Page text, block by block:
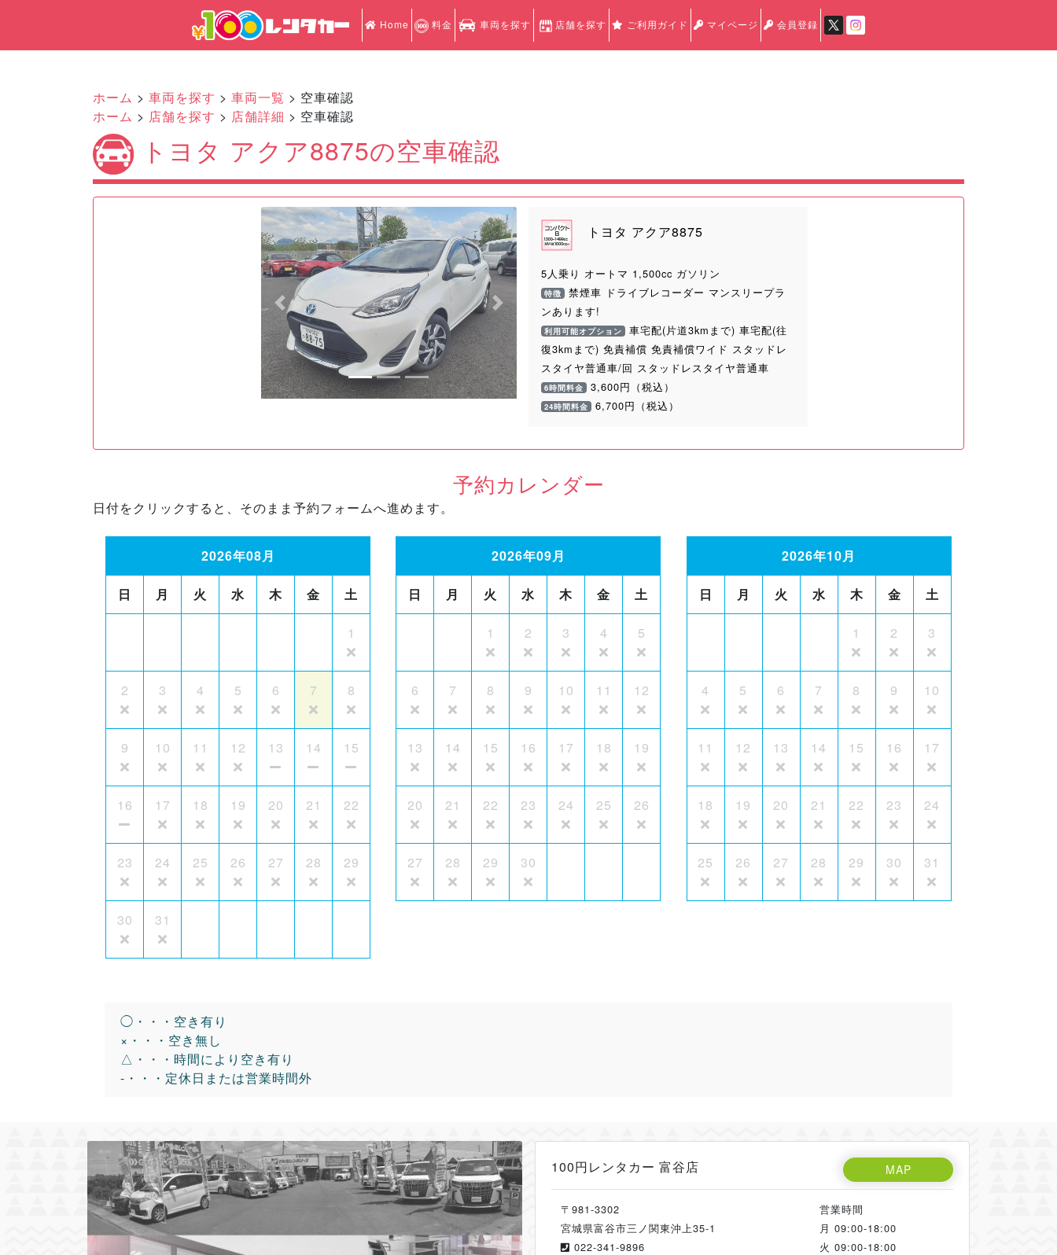
Home 料金 車両を探す 店舗を探す ご利用ガイド マイページ 会員登録
ホーム > 車両を探す > 車両一覧 > 空車確認
ホーム > 店舗を探す > 店舗詳細 > 空車確認
トヨタ アクア8875の空車確認
Previous Next
トヨタ アクア8875
5人乗り オートマ 1,500cc ガソリン
特徴 禁煙車 ドライブレコーダー マンスリープラ
ンあります!
利用可能オプション 車宅配(片道3kmまで) 車宅配(往
復3kmまで) 免責補償 免責補償ワイド スタッドレ
スタイヤ普通車/回 スタッドレスタイヤ普通車
6時間料金 3,600円（税込）
24時間料金 6,700円（税込）
予約カレンダー
日付をクリックすると、そのまま予約フォームへ進めます。
2026年08月
日 月 火 水 木 金 土
1
2 3 4 5 6 7 8
9 10 11 12 13 14 15
16 17 18 19 20 21 22
23 24 25 26 27 28 29
30 31
2026年09月
日 月 火 水 木 金 土
1 2 3 4 5
6 7 8 9 10 11 12
13 14 15 16 17 18 19
20 21 22 23 24 25 26
27 28 29 30
2026年10月
日 月 火 水 木 金 土
1 2 3
4 5 6 7 8 9 10
11 12 13 14 15 16 17
18 19 20 21 22 23 24
25 26 27 28 29 30 31
◯・・・空き有り
×・・・空き無し
△・・・時間により空き有り
-・・・定休日または営業時間外
100円レンタカー 富谷店 MAP
〒981-3302
宮城県富谷市三ノ関東沖上35-1
022-341-9896
営業時間
月 09:00-18:00
火 09:00-18:00